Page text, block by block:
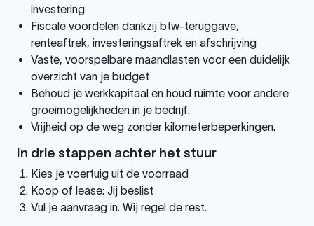
investering
Fiscale voordelen dankzij btw-teruggave,
renteaftrek, investeringsaftrek en afschrijving
Vaste, voorspelbare maandlasten voor een duidelijk
overzicht van je budget
Behoud je werkkapitaal en houd ruimte voor andere
groeimogelijkheden in je bedrijf.
Vrijheid op de weg zonder kilometerbeperkingen.
In drie stappen achter het stuur
Kies je voertuig uit de voorraad
Koop of lease: Jij beslist
Vul je aanvraag in. Wij regel de rest.